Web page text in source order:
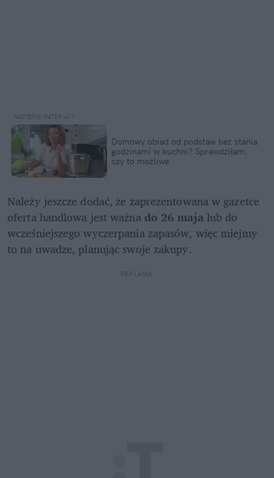
Domowy obiad od podstaw bez stania
godzinami w kuchni? Sprawdziłam,
czy to możliwe
Należy jeszcze dodać, że zaprezentowana w gazetce
oferta handlowa jest ważna do 26 maja lub do
wcześniejszego wyczerpania zapasów, więc miejmy
to na uwadze, planując swoje zakupy.
REKLAMA